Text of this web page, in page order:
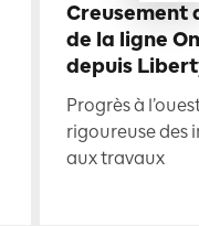
Creusement
de la ligne
depuis
Progrès à
rigoureuse des
aux travaux